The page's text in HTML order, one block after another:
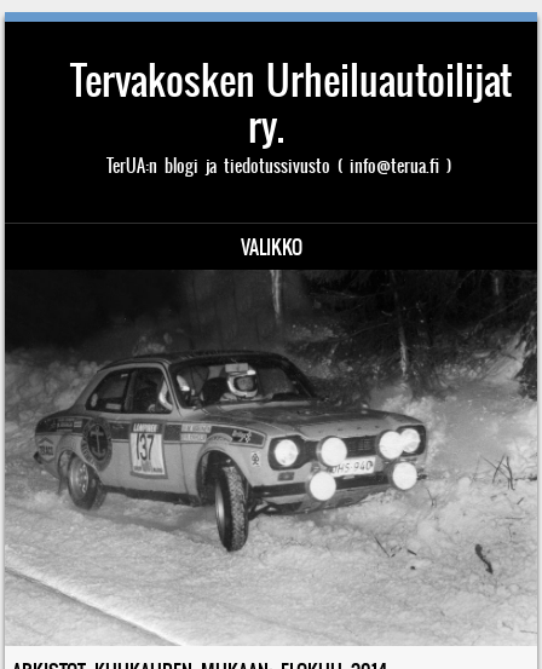
Tervakosken Urheiluautoilijat
ry.
TerUA:n blogi ja tiedotussivusto ( info@terua.fi )
VALIKKO